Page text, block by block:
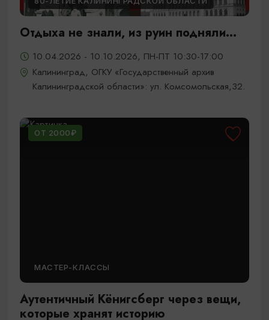
Отдыха не знали, из руин подняли...
10.04.2026 - 10.10.2026, ПН-ПТ 10:30-17:00
Калининград, ОГКУ «Государственный архив
Калининградской области»: ул. Комсомольская,32.
ОТ 2000₽
МАСТЕР-КЛАССЫ
Аутентичный Кёнигсберг через вещи,
которые хранят историю